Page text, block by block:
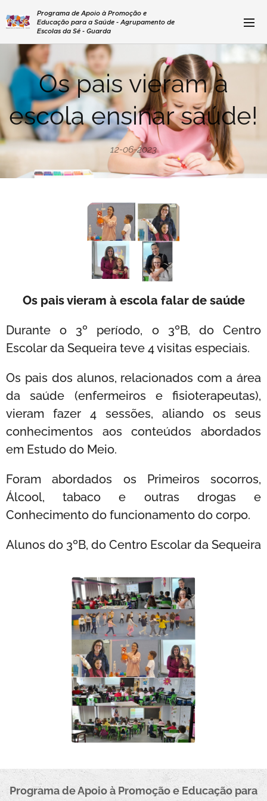
Programa de Apoio à Promoção e
Educação para a Saúde - Agrupamento de
Escolas da Sé - Guarda
Os pais vieram à
escola ensinar saúde!
12-06-2023
Os pais vieram à escola falar de saúde
Durante o 3º período, o 3ºB, do Centro
Escolar da Sequeira teve 4 visitas especiais.
Os pais dos alunos, relacionados com a área
da saúde (enfermeiros e fisioterapeutas),
vieram fazer 4 sessões, aliando os seus
conhecimentos aos conteúdos abordados
em Estudo do Meio.
Foram abordados os Primeiros socorros,
Álcool, tabaco e outras drogas e
Conhecimento do funcionamento do corpo.
Alunos do 3ºB, do Centro Escolar da Sequeira
Programa de Apoio à Promoção e Educação para